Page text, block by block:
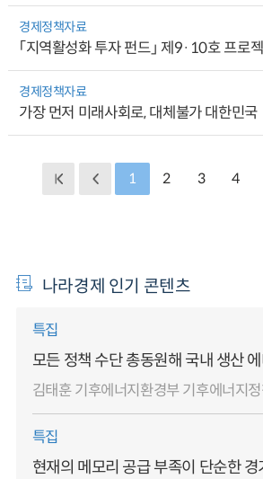
경제정책자료
「지역활성화 투자 펀드」 제9·10호 프로
경제정책자료
가장 먼저 미래사회로, 대체불가 대한민국
1 2 3 4
나라경제 인기 콘텐츠
특집
모든 정책 수단 총동원해 국내 생산
김태훈 기후에너지환경부 기후에너지
특집
현재의 메모리 공급 부족이 단순한 경